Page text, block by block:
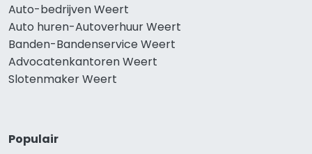
Auto-bedrijven Weert
Auto huren-Autoverhuur Weert
Banden-Bandenservice Weert
Advocatenkantoren Weert
Slotenmaker Weert
Populair